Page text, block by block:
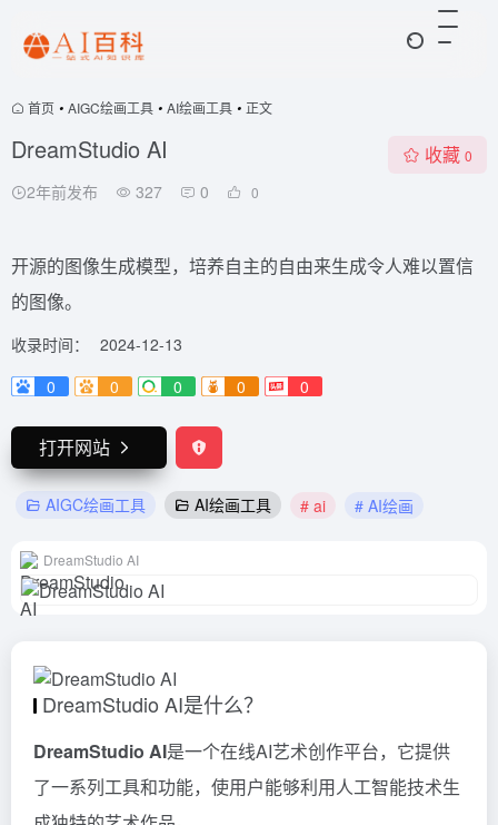
首页 • AIGC绘画工具 • AI绘画工具 • 正文
DreamStudio AI
2年前发布 327 0 0
收藏 0
开源的图像生成模型，培养自主的自由来生成令人难以置信
的图像。
收录时间：
2024-12-13
0
0 0 0 0
打开网站
AIGC绘画工具 AI绘画工具 # ai # AI绘画
DreamStudio AI
DreamStudio AI是什么？
DreamStudio AI是一个在线AI艺术创作平台，它提供
了一系列工具和功能，使用户能够利用人工智能技术生